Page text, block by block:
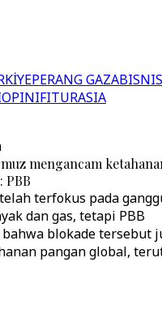
PERANG GAZA
OPINIFITURASIA
mengancam
PBB
terfokus pada
dan gas, tetapi PBB
blokade tersebut
pangan global,